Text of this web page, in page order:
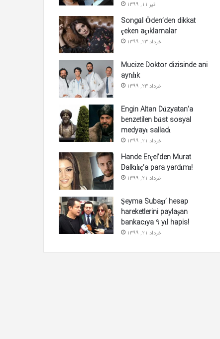
تیر 11, 1399
Songül Öden’den dikkat
çeken açıklamalar
خرداد 23, 1399
Mucize Doktor dizisinde ani
ayrılık
خرداد 23, 1399
Engin Altan Düzyatan’a
benzetilen büst sosyal
medyayı salladı
خرداد 21, 1399
Hande Erçel’den Murat
Dalkılıç’a para yardımı!
خرداد 21, 1399
Şeyma Subaşı’ hesap
hareketlerini paylaşan
bankacıya 9 yıl hapis!
خرداد 21, 1399